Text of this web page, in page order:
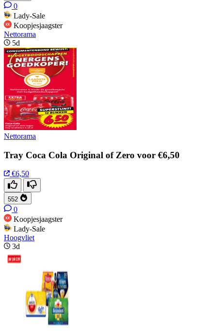
0
Lady-Sale
Koopjesjaagster
Nettorama
5d
Nettorama
Tray Coca Cola Original of Zero voor €6,50
€6,50
552
0
Koopjesjaagster
Lady-Sale
Hoogvliet
3d